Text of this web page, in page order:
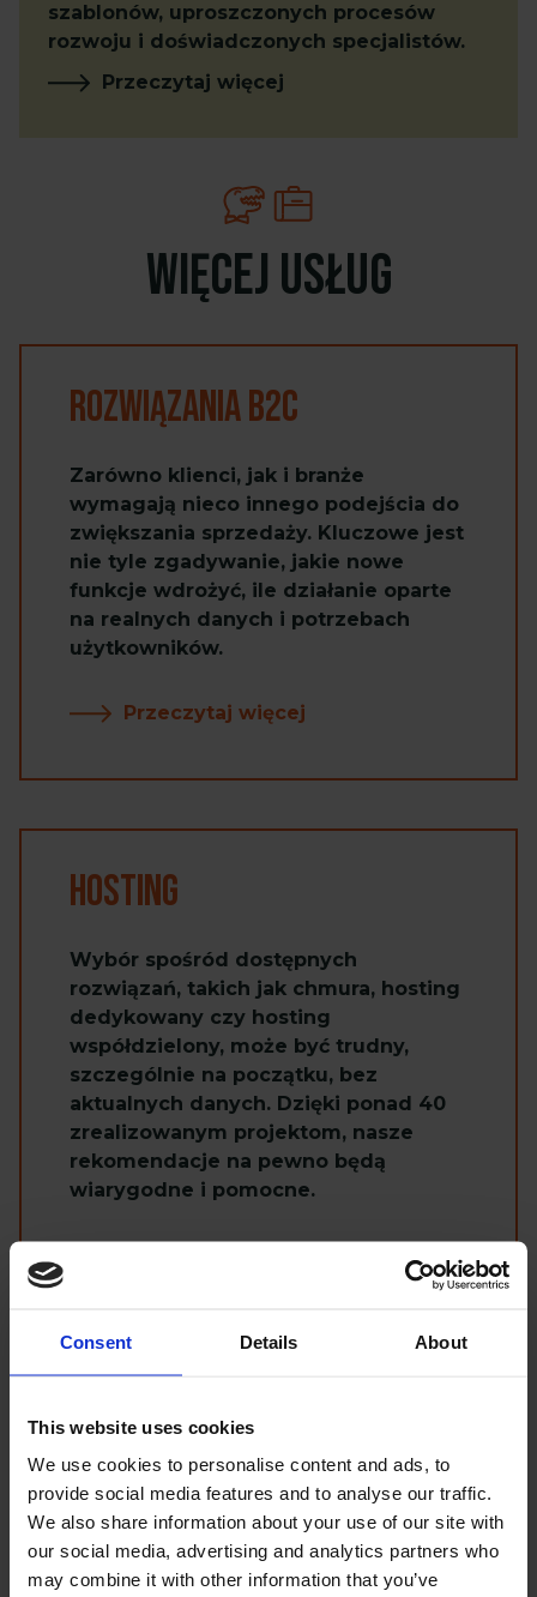
Consent Details About
This website uses cookies
We use cookies to personalise content and ads, to
provide social media features and to analyse our traffic.
We also share information about your use of our site with
our social media, advertising and analytics partners who
may combine it with other information that you’ve
szablonów, uproszczonych procesów
rozwoju i doświadczonych specjalistów.
Przeczytaj więcej
Więcej usług
Rozwiązania B2C
Zarówno klienci, jak i branże
wymagają nieco innego podejścia do
zwiększania sprzedaży. Kluczowe jest
nie tyle zgadywanie, jakie nowe
funkcje wdrożyć, ile działanie oparte
na realnych danych i potrzebach
użytkowników.
Przeczytaj więcej
Hosting
Wybór spośród dostępnych
rozwiązań, takich jak chmura, hosting
dedykowany czy hosting
współdzielony, może być trudny,
szczególnie na początku, bez
aktualnych danych. Dzięki ponad 40
zrealizowanym projektom, nasze
rekomendacje na pewno będą
wiarygodne i pomocne.
Progressive Web Apps
PWA to kolejny ważny aspekt w
eCommerce. Jest to aplikacja
podobna do natywnej, ale znacznie
szybsza do wdrożenia i rozwoju. PWA